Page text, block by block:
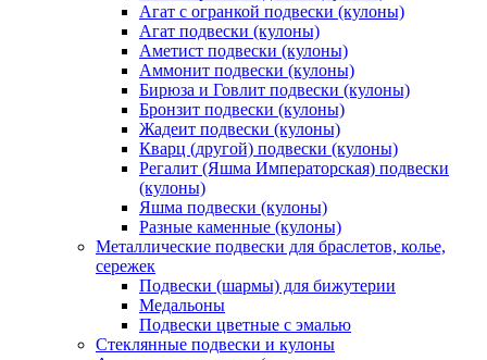
Агат с огранкой подвески (кулоны)
Агат подвески (кулоны)
Аметист подвески (кулоны)
Аммонит подвески (кулоны)
Бирюза и Говлит подвески (кулоны)
Бронзит подвески (кулоны)
Жадеит подвески (кулоны)
Кварц (другой) подвески (кулоны)
Регалит (Яшма Императорская) подвески
(кулоны)
Яшма подвески (кулоны)
Разные каменные (кулоны)
Металлические подвески для браслетов, колье,
сережек
Подвески (шармы) для бижутерии
Медальоны
Подвески цветные с эмалью
Стеклянные подвески и кулоны